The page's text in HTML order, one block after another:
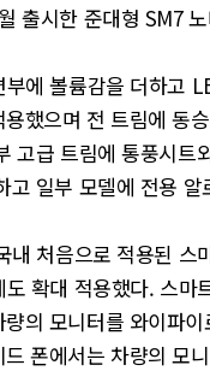
출시한 준대형 SM7
에 볼륨감을 더하고
했으며 전 트림에 동
고급 트림에 통풍시트
고 일부 모델에 전용 알
내 처음으로 적용된 스
확대 적용했다. 스마
의 모니터를 와이파
폰에서는 차량의 모